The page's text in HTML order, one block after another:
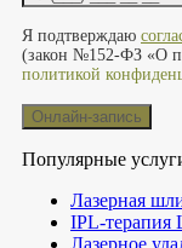
Я подтверждаю
(закон №152-ФЗ «О
политикой
Популярные
Лазерная
IPL-терапия